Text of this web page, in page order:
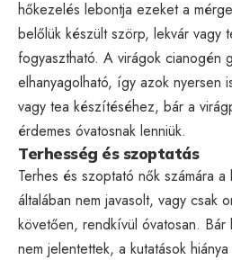
hőkezelés lebontja ezeket a
belőlük készült szörp, lekvár vagy
fogyasztható. A virágok cianogén
elhanyagolható, így azok nyersen
vagy tea készítéséhez, bár a
érdemes óvatosnak lenniük.
Terhesség és szoptatás
Terhes és szoptató nők számára
általában nem javasolt, vagy csak
követően, rendkívül óvatosan. Bár
nem jelentettek, a kutatások